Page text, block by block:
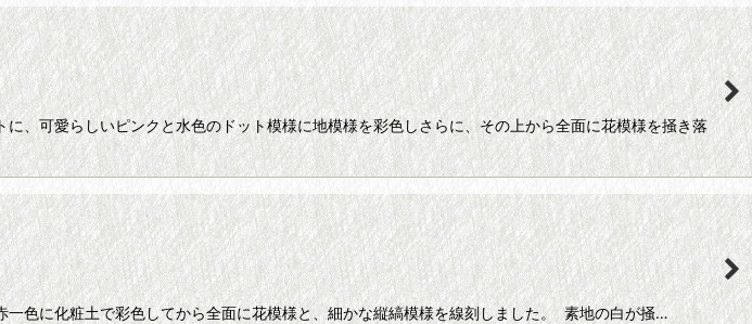
、可愛らしいピンクと水色のドット模様に地模様を彩色しさらに、その上から全面に花模様を掻き落
色に化粧土で彩色してから全面に花模様と、細かな縦縞模様を線刻しました。 素地の白が掻…